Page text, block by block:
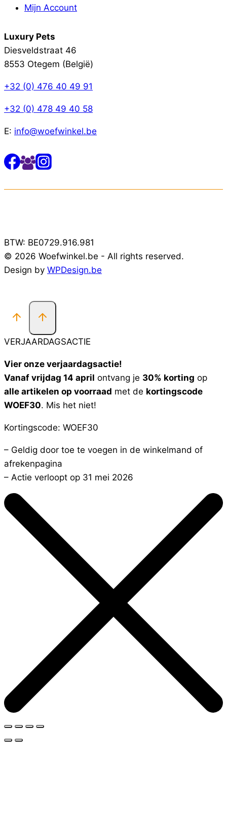
Mijn Account
Luxury Pets
Diesveldstraat 46
8553 Otegem (België)
+32 (0) 476 40 49 91
+32 (0) 478 49 40 58
E: info@woefwinkel.be
BTW: BE0729.916.981
© 2026 Woefwinkel.be - All rights reserved.
Design by WPDesign.be
VERJAARDAGSACTIE
Vier onze verjaardagsactie!
Vanaf vrijdag 14 april ontvang je 30% korting op
alle artikelen op voorraad met de kortingscode
WOEF30. Mis het niet!
Kortingscode: WOEF30
– Geldig door toe te voegen in de winkelmand of
afrekenpagina
– Actie verloopt op 31 mei 2026